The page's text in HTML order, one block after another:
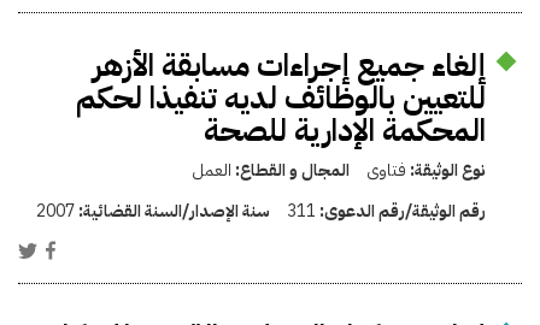
إلغاء جميع إجراءات مسابقة الأزهر
للتعيين بالوظائف لديه تنفيذا لحكم
المحكمة الإدارية للصحة
نوع الوثيقة: فتاوى المجال و القطاع: العمل
رقم الوثيقة/رقم الدعوى: 311 سنة الإصدار/السنة القضائية:2007